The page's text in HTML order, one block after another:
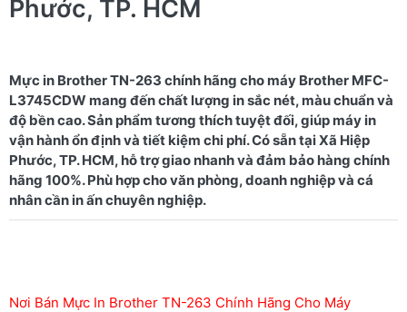
Phước, TP. HCM
Mực in Brother TN-263 chính hãng cho máy Brother MFC-
L3745CDW mang đến chất lượng in sắc nét, màu chuẩn và
độ bền cao. Sản phẩm tương thích tuyệt đối, giúp máy in
vận hành ổn định và tiết kiệm chi phí. Có sẵn tại Xã Hiệp
Phước, TP. HCM, hỗ trợ giao nhanh và đảm bảo hàng chính
hãng 100%. Phù hợp cho văn phòng, doanh nghiệp và cá
Nơi Bán Mực In Brother TN-263 Chính Hãng Cho Máy